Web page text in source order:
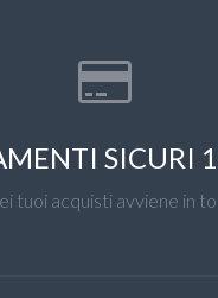
SICURI
tuoi acquisti avviene in